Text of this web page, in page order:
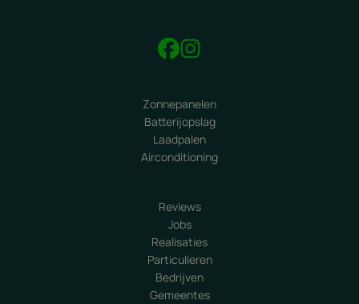
Zonnepanelen
Batterijopslag
Laadpalen
Airconditioning
Reviews
Jobs
Realisaties
Particulieren
Bedrijven
Gemeentes